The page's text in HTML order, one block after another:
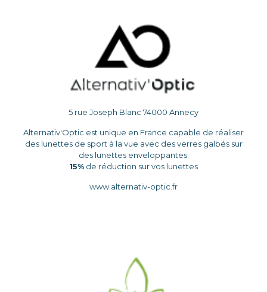
5 rue Joseph Blanc 74000 Annecy
Alternativ'Optic est unique en France capable de réaliser
des lunettes de sport à la vue avec des verres galbés sur
des lunettes enveloppantes.
15% de réduction sur vos lunettes
www.alternativ-optic.fr